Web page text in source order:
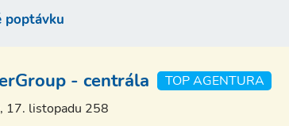
poptávku
- centrála
TOP AGENTURA
17. listopadu 258